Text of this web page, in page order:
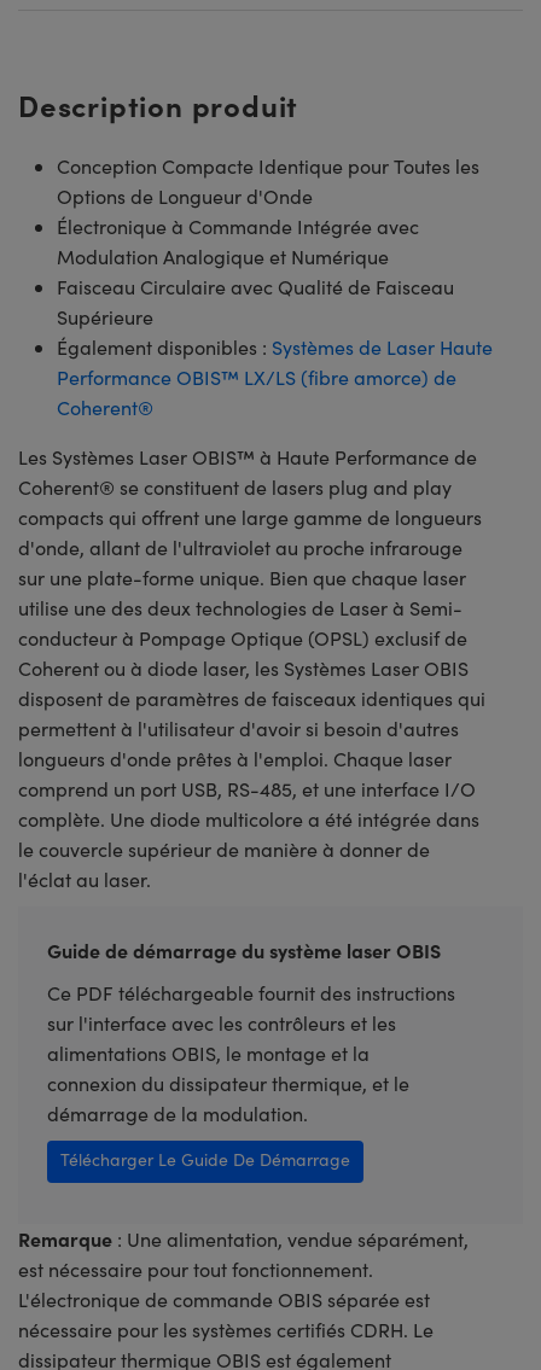
Description produit
Conception Compacte Identique pour Toutes les
Options de Longueur d'Onde
Électronique à Commande Intégrée avec
Modulation Analogique et Numérique
Faisceau Circulaire avec Qualité de Faisceau
Supérieure
Également disponibles : Systèmes de Laser Haute
Performance OBIS™ LX/LS (fibre amorce) de
Coherent®
Les Systèmes Laser OBIS™ à Haute Performance de
Coherent® se constituent de lasers plug and play
compacts qui offrent une large gamme de longueurs
d'onde, allant de l'ultraviolet au proche infrarouge
sur une plate-forme unique. Bien que chaque laser
utilise une des deux technologies de Laser à Semi-
conducteur à Pompage Optique (OPSL) exclusif de
Coherent ou à diode laser, les Systèmes Laser OBIS
disposent de paramètres de faisceaux identiques qui
permettent à l'utilisateur d'avoir si besoin d'autres
longueurs d'onde prêtes à l'emploi. Chaque laser
comprend un port USB, RS-485, et une interface I/O
complète. Une diode multicolore a été intégrée dans
le couvercle supérieur de manière à donner de
l'éclat au laser.
Guide de démarrage du système laser OBIS
Ce PDF téléchargeable fournit des instructions
sur l'interface avec les contrôleurs et les
alimentations OBIS, le montage et la
connexion du dissipateur thermique, et le
démarrage de la modulation.
Télécharger Le Guide De Démarrage
Remarque : Une alimentation, vendue séparément,
est nécessaire pour tout fonctionnement.
L'électronique de commande OBIS séparée est
nécessaire pour les systèmes certifiés CDRH. Le
dissipateur thermique OBIS est également